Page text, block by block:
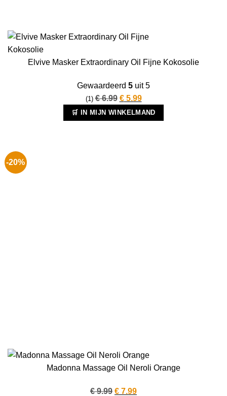
Elvive Masker Extraordinary Oil Fijne Kokosolie
Gewaardeerd 5 uit 5
(1) €6.99 Oorspronkelijke
prijs
was:
€5.99Huidige
prijs
is:
🛒 IN MIJN WINKELMAND
-20%
Madonna Massage Oil Neroli Orange
€9.99 Oorspronkelijke
€ 7.99Huidige